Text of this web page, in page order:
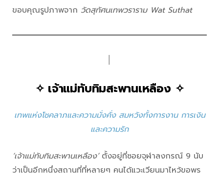
ขอบคุณรูปภาพจาก วัดสุทัศนเทพวราราม Wat Suthat
✧ เจ้าแม่ทับทิมสะพานเหลือง ✧
เทพแห่งโชคลาภและความมั่งคั่ง สมหวังทั้งการงาน การเงิน
และความรัก
‘เจ้าแม่ทับทิมสะพานเหลือง’ตั้งอยู่ที่ซอยจุฬาลงกรณ์ 9 นับ
ว่าเป็นอีกหนึ่งสถานที่ที่หลายๆ คนได้แวะเวียนมาไหว้ขอพร